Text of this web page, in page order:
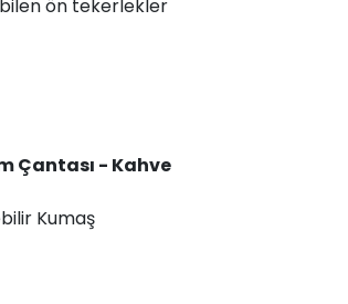
ön tekerlekler
Çantası - Kahve
Kumaş